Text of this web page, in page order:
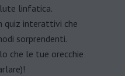
linfatica.
quiz interattivi che
sorprendenti.
che le tue orecchie